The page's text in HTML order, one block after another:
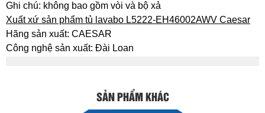
Ghi chú: không bao gồm vòi và bộ xả
Xuất xứ sản phẩm tủ lavabo L5222-EH46002AWV Caesar
Hãng sản xuất: CAESAR
Công nghệ sản xuất: Đài Loan
SẢN PHẨM KHÁC